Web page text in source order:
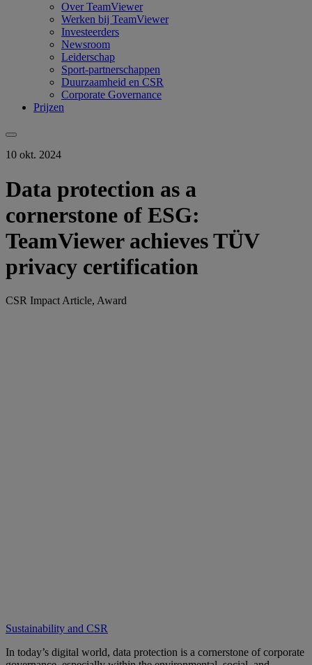
Over TeamViewer
Werken bij TeamViewer
Investeerders
Newsroom
Leiderschap
Sport-partnerschappen
Duurzaamheid en CSR
Corporate Governance
Prijzen
10 okt. 2024
Data protection as a
cornerstone of ESG:
TeamViewer achieves TÜV
privacy certification
CSR Impact Article, Award
Sustainability and CSR
In today’s digital world, data protection is a cornerstone of corporate